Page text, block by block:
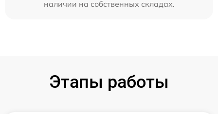
наличии на собственных складах.
Этапы работы